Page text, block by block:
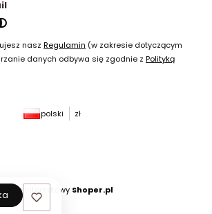
nasz Regulamin (w zakresie dotyczącym
danych odbywa się zgodnie z Polityką
polski zł
Sklep internetowy Shoper.pl